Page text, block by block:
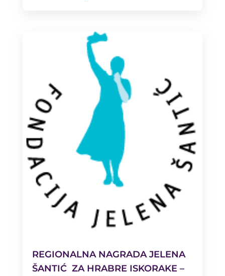
REGIONALNA NAGRADA JELENA
ŠANTIĆ ZA HRABRE ISKORAKE –